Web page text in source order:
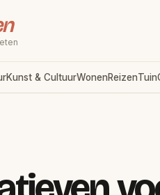
Kunst & CultuurWonenReizenTuin